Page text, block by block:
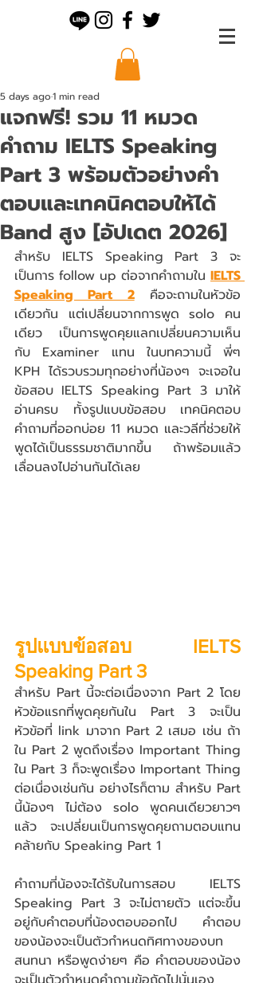
แจกฟรี! รวม 11 หมวด
คำถาม IELTS Speaking
Part 3 พร้อมตัวอย่างคำ
ตอบและเทคนิคตอบให้ได้
Band สูง [อัปเดต 2026]
5 days ago1 min read
สำหรับ IELTS Speaking Part 3 จะ
เป็นการ follow up ต่อจากคำถามใน IELTS
Speaking Part 2 คือจะถามในหัวข้อ
เดียวกัน แต่เปลี่ยนจากการพูด solo คน
เดียว เป็นการพูดคุยแลกเปลี่ยนความเห็น
กับ Examiner แทน ในบทความนี้ พี่ๆ
KPH ได้รวบรวมทุกอย่างที่น้องๆ จะเจอใน
ข้อสอบ IELTS Speaking Part 3 มาให้
อ่านครบ ทั้งรูปแบบข้อสอบ เทคนิคตอบ
คำถามที่ออกบ่อย 11 หมวด และวลีที่ช่วยให้
พูดได้เป็นธรรมชาติมากขึ้น ถ้าพร้อมแล้ว
เลื่อนลงไปอ่านกันได้เลย
รูปแบบข้อสอบ IELTS
Speaking Part 3
สำหรับ Part นี้จะต่อเนื่องจาก Part 2 โดย
หัวข้อแรกที่พูดคุยกันใน Part 3 จะเป็น
หัวข้อที่ link มาจาก Part 2 เสมอ เช่น ถ้า
ใน Part 2 พูดถึงเรื่อง Important Thing
ใน Part 3 ก็จะพูดเรื่อง Important Thing
ต่อเนื่องเช่นกัน อย่างไรก็ตาม สำหรับ Part
นี้น้องๆ ไม่ต้อง solo พูดคนเดียวยาวๆ
แล้ว จะเปลี่ยนเป็นการพูดคุยถามตอบแทน
คล้ายกับ Speaking Part 1
คำถามที่น้องจะได้รับในการสอบ IELTS
Speaking Part 3 จะไม่ตายตัว แต่จะขึ้น
อยู่กับคำตอบที่น้องตอบออกไป คำตอบ
ของน้องจะเป็นตัวกำหนดทิศทางของบท
สนทนา หรือพูดง่ายๆ คือ คำตอบของน้อง